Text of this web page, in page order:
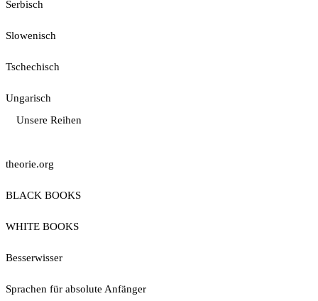
Serbisch
Slowenisch
Tschechisch
Ungarisch
Unsere Reihen
theorie.org
BLACK BOOKS
WHITE BOOKS
Besserwisser
Sprachen für absolute Anfänger